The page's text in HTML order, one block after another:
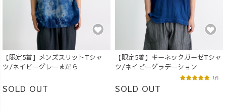
【限定5着】メンズスリットTシャ
ツ/ネイビーグレーまだら
SOLD OUT
【限定5着】キーネックガーゼTシャ
ツ/ネイビーグラデーション
SOLD OUT
1件